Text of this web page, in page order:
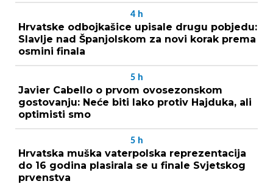
4 h
Hrvatske odbojkašice upisale drugu pobjedu:
Slavlje nad Španjolskom za novi korak prema
osmini finala
5 h
Javier Cabello o prvom ovosezonskom
gostovanju: Neće biti lako protiv Hajduka, ali
optimisti smo
5 h
Hrvatska muška vaterpolska reprezentacija
do 16 godina plasirala se u finale Svjetskog
prvenstva